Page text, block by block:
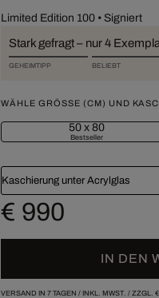
Limited Edition 100• Signiert
Stark gefragt – nur 4
GEHEIMTIPP BELIEBT
WÄHLE GRÖSSE (CM) UND
50 x 80
Bestseller
Kaschierung unter Acrylglas
€ 990
IN DEN
VERSAND IN 7 TAGEN / INKL. MWST. / ZZGL.